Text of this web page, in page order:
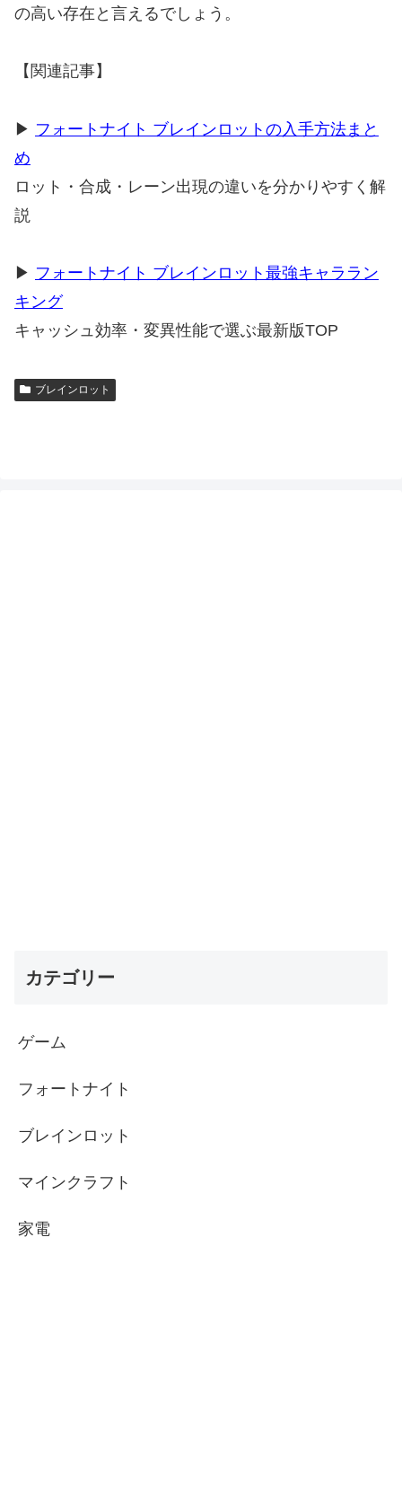
の高い存在と言えるでしょう。
【関連記事】
▶ フォートナイト ブレインロットの入手方法まと
め
ロット・合成・レーン出現の違いを分かりやすく解
説
▶ フォートナイト ブレインロット最強キャララン
キング
キャッシュ効率・変異性能で選ぶ最新版TOP
ブレインロット
カテゴリー
ゲーム
フォートナイト
ブレインロット
マインクラフト
家電